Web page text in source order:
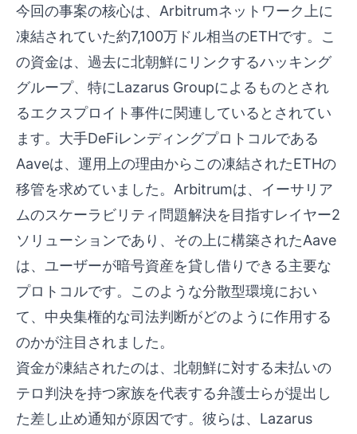
今回の事案の核心は、Arbitrumネットワーク上に
凍結されていた約7,100万ドル相当のETHです。こ
の資金は、過去に北朝鮮にリンクするハッキング
グループ、特にLazarus Groupによるものとされ
るエクスプロイト事件に関連しているとされてい
ます。大手DeFiレンディングプロトコルである
Aaveは、運用上の理由からこの凍結されたETHの
移管を求めていました。Arbitrumは、イーサリア
ムのスケーラビリティ問題解決を目指すレイヤー2
ソリューションであり、その上に構築されたAave
は、ユーザーが暗号資産を貸し借りできる主要な
プロトコルです。このような分散型環境におい
て、中央集権的な司法判断がどのように作用する
のかが注目されました。
資金が凍結されたのは、北朝鮮に対する未払いの
テロ判決を持つ家族を代表する弁護士らが提出し
た差し止め通知が原因です。彼らは、Lazarus